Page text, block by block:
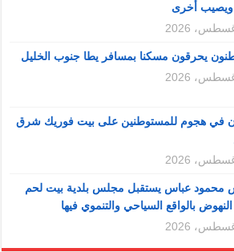
ويصيب أخرى
يحرقون مسكنا بمسافر يطا جنوب الخليل
في هجوم للمستوطنين على بيت فوريك شرق
محمود عباس يستقبل مجلس بلدية بيت لحم
بالواقع السياحي والتنموي فيها